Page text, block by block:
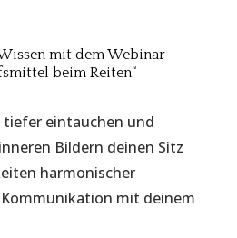
mit dem Webinar
beim Reiten“
eintauchen und
Bildern deinen Sitz
harmonischer
mit deinem